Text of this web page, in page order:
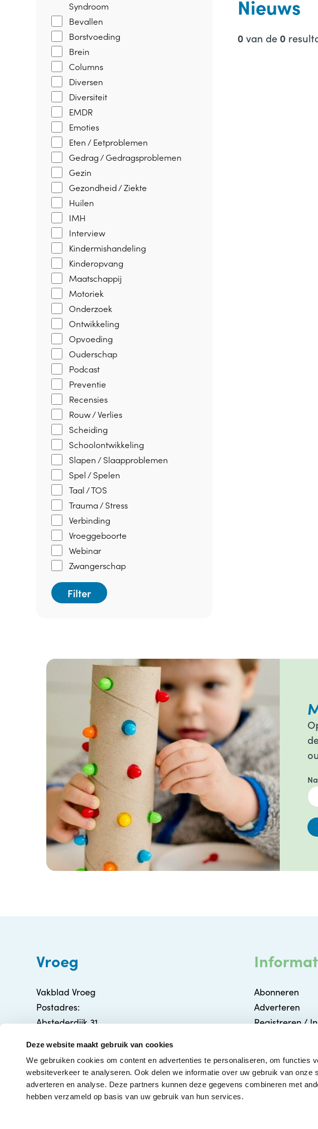
Deze website maakt gebruik van cookies
We gebruiken cookies om content en advertenties te personaliseren, om functies
websiteverkeer te analyseren. Ook delen we informatie over uw gebruik van onze
adverteren en analyse. Deze partners kunnen deze gegevens combineren met
hebben verzameld op basis van uw gebruik van hun services.
Syndroom
Bevallen
Borstvoeding
Brein
Columns
Diversen
Diversiteit
EMDR
Emoties
Eten / Eetproblemen
Gedrag / Gedragsproblemen
Gezin
Gezondheid / Ziekte
Huilen
IMH
Interview
Kindermishandeling
Kinderopvang
Maatschappij
Motoriek
Onderzoek
Ontwikkeling
Opvoeding
Ouderschap
Podcast
Preventie
Recensies
Rouw / Verlies
Scheiding
Schoolontwikkeling
Slapen / Slaapproblemen
Spel / Spelen
Taal / TOS
Trauma / Stress
Verbinding
Vroeggeboorte
Webinar
Zwangerschap
n
a
Nieuws
0 van de 0
Vroeg
Vakblad Vroeg
Postadres:
Abstederdijk 31
info@vakbladvroeg.nl
KVK: 71316426
Abonneren
Adverteren
Registreren /
Contact